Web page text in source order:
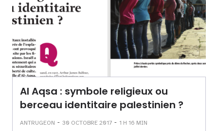
Al Aqsa : symbole religieux ou
berceau identitaire palestinien ?
ANTRUGEON - 30 OCTOBRE 2017 - 1 H 16 MIN